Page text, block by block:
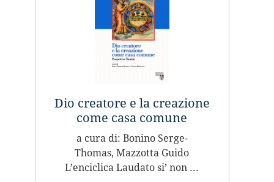
Dio creatore e la creazione
come casa comune
a cura di: Bonino Serge-
Thomas, Mazzotta Guido
L’enciclica Laudato si’ non ...